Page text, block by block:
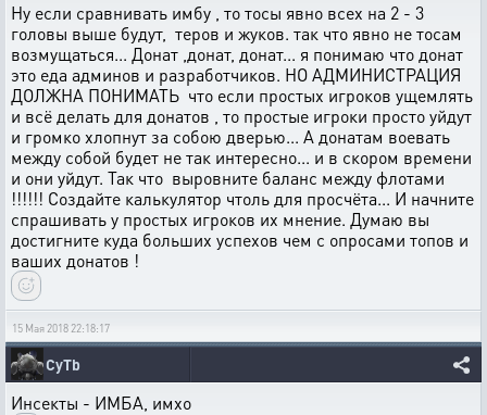
Ну если сравнивать имбу , то тосы явно всех на 2 - 3
головы выше будут, теров и жуков. так что явно не тосам
возмущаться... Донат ,донат, донат... я понимаю что донат
это еда админов и разработчиков. НО АДМИНИСТРАЦИЯ
ДОЛЖНА ПОНИМАТЬ что если простых игроков ущемлять
и всё делать для донатов , то простые игроки просто уйдут
и громко хлопнут за собою дверью... А донатам воевать
между собой будет не так интересно... и в скором времени
и они уйдут. Так что выровните баланс между флотами
!!!!!! Создайте калькулятор чтоль для просчёта... И начните
спрашивать у простых игроков их мнение. Думаю вы
достигните куда больших успехов чем с опросами топов и
ваших донатов !
15 Мая 2018 22:18:17
CyTb
Инсекты - ИМБА, имхо